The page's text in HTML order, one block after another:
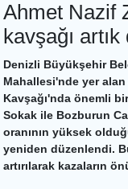
Ahmet Nazif
kavşağı
Denizli Büyükşehir
Mahallesi'nde yer
Kavşağı'nda önemli
Sokak ile Bozburun
oranının yüksek
yeniden düzenlendi.
artırılarak kazaların